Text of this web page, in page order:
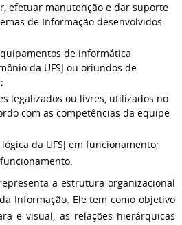
efetuar manutenção e dar suporte
de Informação desenvolvidos
de informática
da UFSJ ou oriundos de
legalizados ou livres, utilizados no
com as competências da equipe
da UFSJ em funcionamento;
a estrutura organizacional
Informação. Ele tem como objetivo
e visual, as relações hierárquicas